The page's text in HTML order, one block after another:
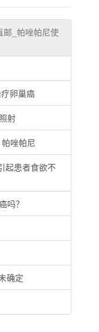
邮_帕唑帕尼使
卵巢癌
射
唑帕尼
起患者食欲不
吗？
确定